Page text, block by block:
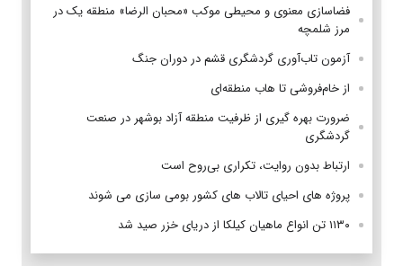
فضاسازی معنوی و محیطی موکب «محبان الرضا» منطقه یک در
مرز شلمچه
آزمون تاب‌آوری گردشگری قشم در دوران جنگ
از خام‌فروشی تا هاب منطقه‌ای
ضرورت بهره گیری از ظرفیت منطقه آزاد بوشهر در صنعت
گردشگری
ارتباط بدون روایت، تکراری بی‌روح است
پروژه های احیای تالاب های کشور بومی سازی می شوند
۱۱۳۰ تن انواع ماهیان کیلکا از دریای خزر صید شد